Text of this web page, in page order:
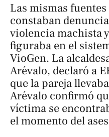
Las mismas
constaban
violencia machista
figuraba en el
VioGen. La
Arévalo, declaró a
que la pareja
Arévalo confirmó
víctima se
el momento del